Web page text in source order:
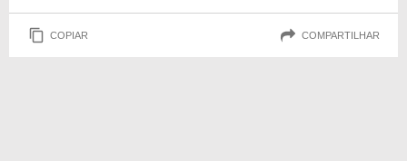
COPIAR COMPARTILHAR